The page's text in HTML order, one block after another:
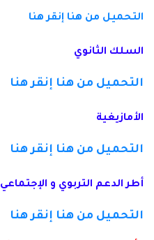
التحميل من هنا إنقر هنا
السلك الثانوي
التحميل من هنا إنقر هنا
الأمازيغية
التحميل من هنا إنقر هنا
أطر الدعم التربوي و الإجتماعي
التحميل من هنا إنقر هنا